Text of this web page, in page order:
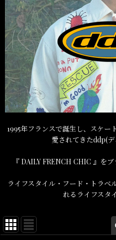
1995年フランスで誕生し、スケー
愛されてきたddp(デ
『 DAILY FRENCH CHIC 』を
ライフスタイル・フード・トラベ
れるライフスタ